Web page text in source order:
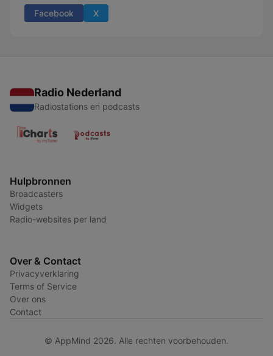
Facebook X
Radio Nederland
Radiostations en podcasts
Hulpbronnen
Broadcasters
Widgets
Radio-websites per land
Over & Contact
Privacyverklaring
Terms of Service
Over ons
Contact
© AppMind 2026. Alle rechten voorbehouden.